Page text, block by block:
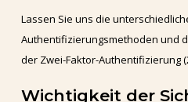
Lassen Sie uns die
Authentifizierungsmethoden und
der Zwei-Faktor-Authentifizierung
Wichtigkeit der